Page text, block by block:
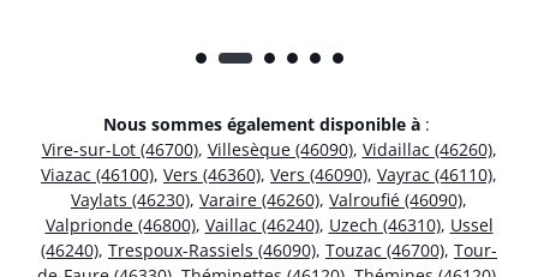
Nous sommes également disponible à :
Vire-sur-Lot (46700), Villesèque (46090), Vidaillac (46260),
Viazac (46100), Vers (46360), Vers (46090), Vayrac (46110),
Vaylats (46230), Varaire (46260), Valroufié (46090),
Valprionde (46800), Vaillac (46240), Uzech (46310), Ussel
(46240), Trespoux-Rassiels (46090), Touzac (46700), Tour-